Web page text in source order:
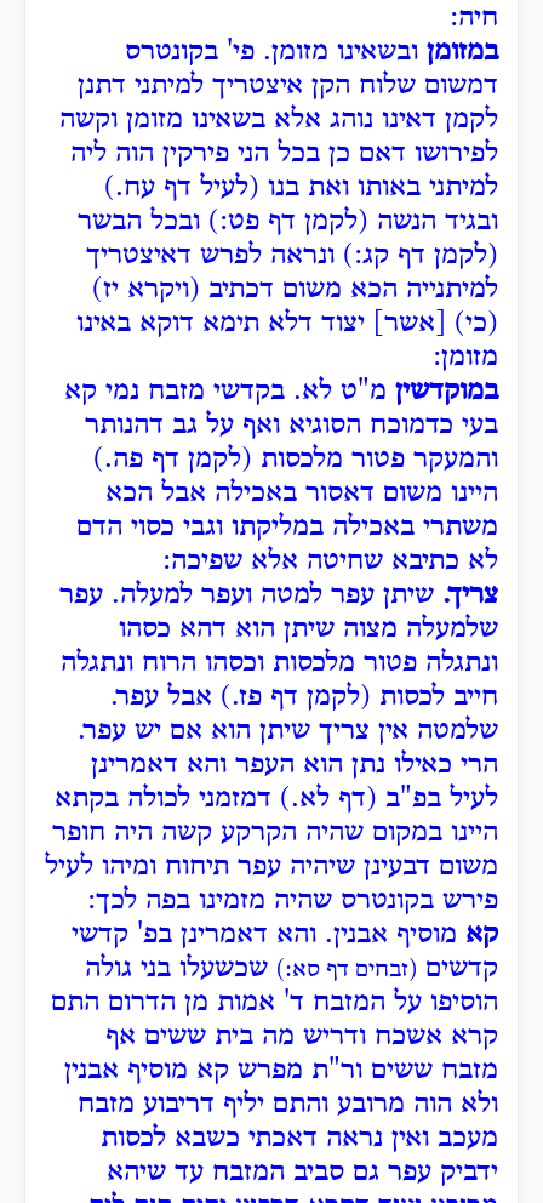
חיה:
במזומן ובשאינו מזומן. פי' בקונטרס
דמשום שלוח הקן איצטריך למיתני דתנן
לקמן דאינו נוהג אלא בשאינו מזומן וקשה
לפירושו דאם כן בכל הני פירקין הוה ליה
למיתני באותו ואת בנו (לעיל דף עח.)
ובגיד הנשה (לקמן דף פט:) ובכל הבשר
(לקמן דף קג:) ונראה לפרש דאיצטריך
למיתנייה הכא משום דכתיב (ויקרא יז)
(כי) [אשר] יצוד דלא תימא דוקא באינו
מזומן:
במוקדשין מ"ט לא. בקדשי מזבח נמי קא
בעי כדמוכח הסוגיא ואף על גב דהנותר
והמעקר פטור מלכסות (לקמן דף פה.)
היינו משום דאסור באכילה אבל הכא
משתרי באכילה במליקתו וגבי כסוי הדם
לא כתיבא שחיטה אלא שפיכה:
צריך. שיתן עפר למטה ועפר למעלה. עפר
שלמעלה מצוה שיתן הוא דהא כסהו
ונתגלה פטור מלכסות וכסהו הרוח ונתגלה
חייב לכסות (לקמן דף פז.) אבל עפר.
שלמטה אין צריך שיתן הוא אם יש עפר.
הרי כאילו נתן הוא העפר והא דאמרינן
לעיל בפ"ב (דף לא.) דמזמני לכולה בקתא
היינו במקום שהיה הקרקע קשה היה חופר
משום דבעינן שיהיה עפר תיחוח ומיהו לעיל
פירש בקונטרס שהיה מזמינו בפה לכך:
קא מוסיף אבנין. והא דאמרינן בפ' קדשי
קדשים (זבחים דף סא:) שכשעלו בני גולה
הוסיפו על המזבח ד' אמות מן הדרום התם
קרא אשכח ודריש מה בית ששים אף
מזבח ששים ור"ת מפרש קא מוסיף אבנין
ולא הוה מרובע והתם יליף דריבוע מזבח
מעכב ואין נראה דאכתי כשבא לכסות
ידביק עפר גם סביב המזבח עד שיהא